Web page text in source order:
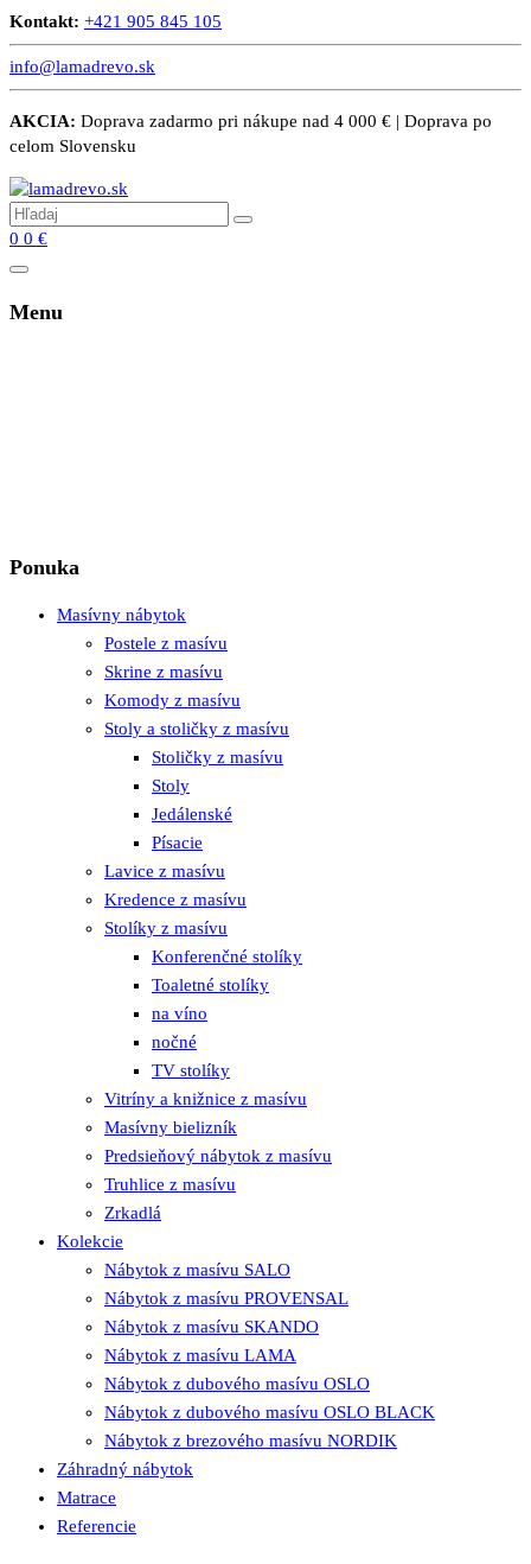
Kontakt: +421 905 845 105
info@lamadrevo.sk
AKCIA: Doprava zadarmo pri nákupe nad 4 000 € | Doprava po
celom Slovensku
0 0 €
Menu
Ponuka
Masívny nábytok
Postele z masívu
Skrine z masívu
Komody z masívu
Stoly a stoličky z masívu
Stoličky z masívu
Stoly
Jedálenské
Písacie
Lavice z masívu
Kredence z masívu
Stolíky z masívu
Konferenčné stolíky
Toaletné stolíky
na víno
nočné
TV stolíky
Vitríny a knižnice z masívu
Masívny bielizník
Predsieňový nábytok z masívu
Truhlice z masívu
Zrkadlá
Kolekcie
Nábytok z masívu SALO
Nábytok z masívu PROVENSAL
Nábytok z masívu SKANDO
Nábytok z masívu LAMA
Nábytok z dubového masívu OSLO
Nábytok z dubového masívu OSLO BLACK
Nábytok z brezového masívu NORDIK
Záhradný nábytok
Matrace
Referencie